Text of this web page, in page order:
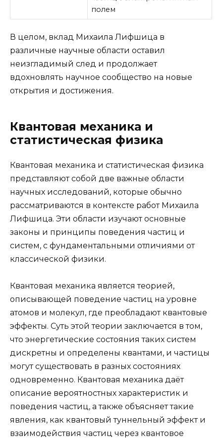
полем
В целом, вклад Михаила Лифшица в
различные научные области оставил
неизгладимый след и продолжает
вдохновлять научное сообщество на новые
открытия и достижения.
Квантовая механика и
статистическая физика
Квантовая механика и статистическая физика
представляют собой две важные области
научных исследований, которые обычно
рассматриваются в контексте работ Михаила
Лифшица. Эти области изучают основные
законы и принципы поведения частиц и
систем, с фундаментальными отличиями от
классической физики.
Квантовая механика является теорией,
описывающей поведение частиц на уровне
атомов и молекул, где преобладают квантовые
эффекты. Суть этой теории заключается в том,
что энергетические состояния таких систем
дискретны и определены квантами, и частицы
могут существовать в разных состояниях
одновременно. Квантовая механика даёт
описание вероятностных характеристик и
поведения частиц, а также объясняет такие
явления, как квантовый туннельный эффект и
взаимодействия частиц через квантовое